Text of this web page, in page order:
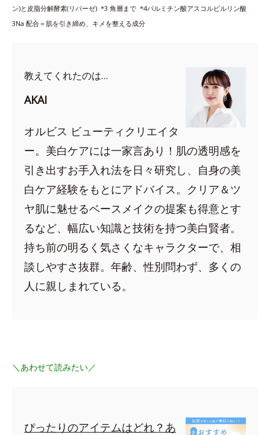
ン)と皮脂分解酵素(リパーゼ) *3 角層まで *4パルミチン酸アスコルビルリン酸
3Na 配合＝肌を引き締め、キメを整える成分
教えてくれたのは…
AKAI
オルビス ビューティクリエイタ
ー。美白ケアには一家言あり！肌の透明感を
引き出すお手入れ法を日々研究し、自身の美
白ケア経験をもとにアドバイス。クリア＆ツ
ヤ肌に魅せるベースメイクの提案も得意とす
るなど、幅広い知識と技術を持つ美白賢者。
持ち前の明るく気さくなキャラクターで、相
談しやすさ抜群。年齢、性別問わず、多くの
人に親しまれている。
＼あわせて読みたい／
ぴったりのアイテムはどれ？あ